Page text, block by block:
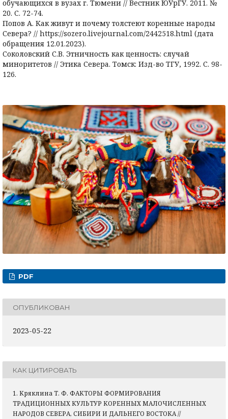
обучающихся в вузах г. Тюмени // Вестник ЮУрГУ. 2011. №
20. С. 72-74.
Попов А. Как живут и почему толстеют коренные народы
Севера? // https://sozero.livejournal.com/2442518.html (дата
обращения 12.01.2023).
Соколовский С.В. Этничность как ценность: случай
миноритетов // Этика Севера. Томск: Изд-во ТГУ, 1992. С. 98-
126.
PDF
ОПУБЛИКОВАН
2023-05-22
КАК ЦИТИРОВАТЬ
1. Кряклина Т. Ф. ФАКТОРЫ ФОРМИРОВАНИЯ
ТРАДИЦИОННЫХ КУЛЬТУР КОРЕННЫХ МАЛОЧИСЛЕННЫХ
НАРОДОВ СЕВЕРА, СИБИРИ И ДАЛЬНЕГО ВОСТОКА //